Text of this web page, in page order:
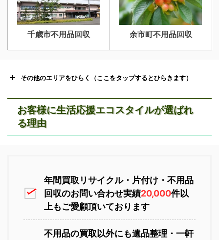
白老町不用品回収 長万部町不用品回収
千歳市不用品回収 余市町不用品回収
その他のエリアをひらく（ここをタップするとひらきます）
お客様に生活応援エコスタイルが選ばれ
る理由
年間買取リサイクル・片付け・不用品
回収のお問い合わせ実績20,000件以
上もご愛顧頂いております
不用品の買取以外にも遺品整理・一軒